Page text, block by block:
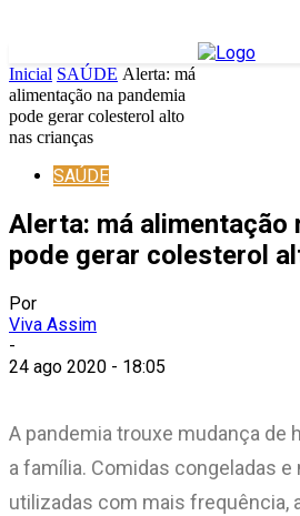
Inicial SAÚDE Alerta: má
alimentação na pandemia
pode gerar colesterol alto
nas crianças
SAÚDE
Alerta: má alimentação
pode gerar colesterol
Por
Viva Assim
-
24 ago 2020 - 18:05
A pandemia trouxe mudança de
a família. Comidas congeladas
utilizadas com mais frequência,